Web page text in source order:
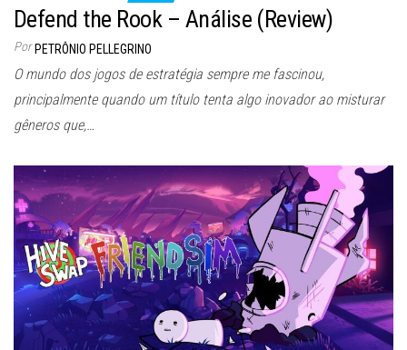
Defend the Rook – Análise (Review)
Por PETRÔNIO PELLEGRINO
O mundo dos jogos de estratégia sempre me fascinou,
principalmente quando um título tenta algo inovador ao misturar
gêneros que,…